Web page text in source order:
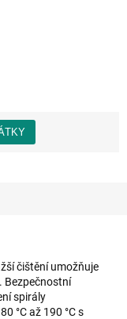
čištění umožňuje
Bezpečnostní
spirály
°C až 190 °C s